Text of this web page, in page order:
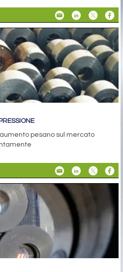
pesano sul mercato